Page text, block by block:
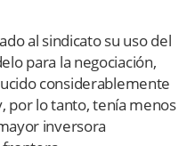
al sindicato su uso del
para la negociación,
considerablemente
por lo tanto, tenía menos
inversora